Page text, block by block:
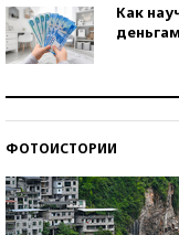
Как
ФОТОИСТОРИИ